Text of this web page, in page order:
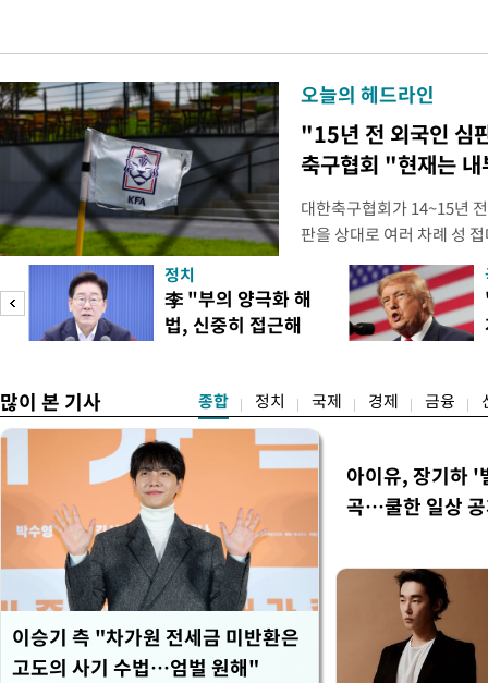
오늘의 헤드라인
"15년 전 외국인 심
축구협회 "현재는
대한축구협회가 14~15년
판을 상대로 여러 차례 성
구계에 따르면 국회의 한
년 국제심판 10여 명에게
축구협회는 외국인 심판과
수십만원에서 많게는 100
정치
李 "부의 양극화 해
법, 신중히 접근해
많이 본 기사 종합 정치 국제 경제 금융
이승기 측 "차가원 전세금 미반환은
고도의 사기 수법…엄벌 원해"
아이유, 장기하 '
곡…쿨한 일상